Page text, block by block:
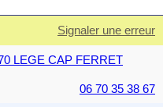
Signaler une erreur
LEGE CAP FERRET
06 70 35 38 67